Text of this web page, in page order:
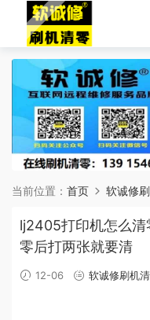
当前位置： 首页 软诚修
lj2405打印机怎么
零后打两张就要清
12-06 软诚修刷机